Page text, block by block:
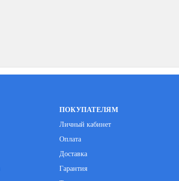
ПОКУПАТЕЛЯМ
Личный кабинет
Оплата
Доставка
Гарантия